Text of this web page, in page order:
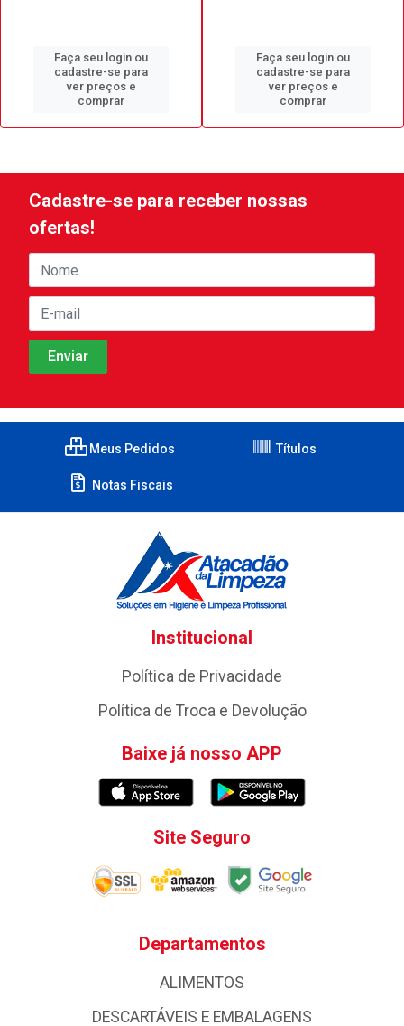
Faça seu login ou
cadastre-se para
ver preços e
comprar
Faça seu login ou
cadastre-se para
ver preços e
comprar
Cadastre-se para receber nossas
ofertas!
Meus Pedidos Títulos
Notas Fiscais
Institucional
Política de Privacidade
Política de Troca e Devolução
Baixe já nosso APP
Site Seguro
Departamentos
ALIMENTOS
DESCARTÁVEIS E EMBALAGENS